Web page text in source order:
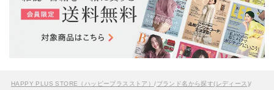
HAPPY PLUS STORE（ハッピープラスストア）/ブランド名から探す(レディース)/